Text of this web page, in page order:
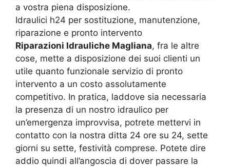
a vostra piena disposizione.
Idraulici h24 per sostituzione, manutenzione,
riparazione e pronto intervento
Riparazioni Idrauliche Magliana, fra le altre
cose, mette a disposizione dei suoi clienti un
utile quanto funzionale servizio di pronto
intervento a un costo assolutamente
competitivo. In pratica, laddove sia necessaria
la presenza di un nostro idraulico per
un’emergenza improvvisa, potrete mettervi in
contatto con la nostra ditta 24 ore su 24, sette
giorni su sette, festività comprese. Potete dire
addio quindi all’angoscia di dover passare la